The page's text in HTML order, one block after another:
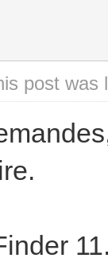
post was